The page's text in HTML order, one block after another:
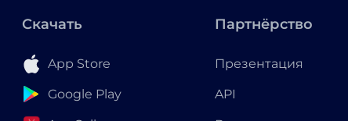
Скачать
App Store
Google Play
Партнёрство
Презентация
API